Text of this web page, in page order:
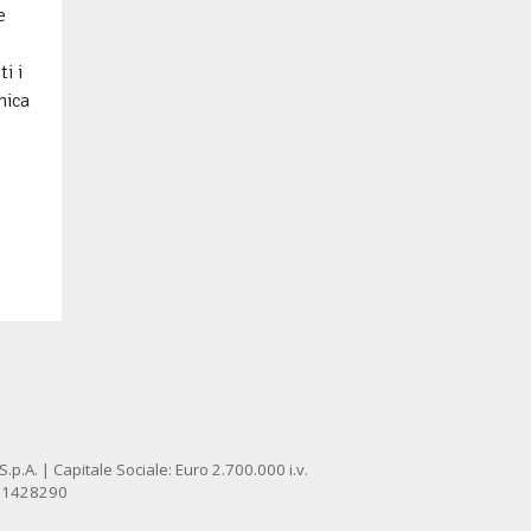
i
| Capitale Sociale: Euro 2.700.000 i.v.